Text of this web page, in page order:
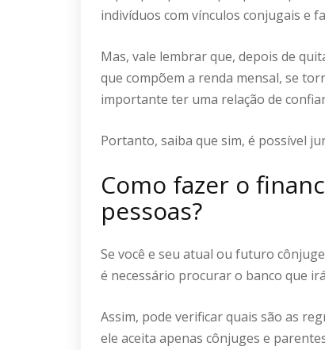
indivíduos com vínculos conjugais e
Mas, vale lembrar que, depois de
que compõem a renda mensal, se
importante ter uma relação de
Portanto, saiba que sim, é possível
Como fazer o
pessoas?
Se você e seu atual ou futuro
é necessário procurar o banco que
Assim, pode verificar quais são as
ele aceita apenas cônjuges e